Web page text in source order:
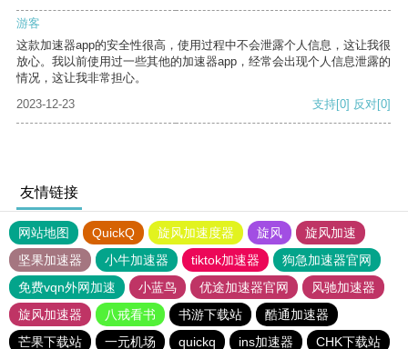
游客
这款加速器app的安全性很高，使用过程中不会泄露个人信息，这让我很
放心。我以前使用过一些其他的加速器app，经常会出现个人信息泄露的
情况，这让我非常担心。
2023-12-23
支持[0] 反对[0]
友情链接
网站地图 QuickQ 旋风加速度器 旋风
旋风加速
坚果加速器
小牛加速器 tiktok加速器
狗急加速器官网
免费vqn外网加速
小蓝鸟 优途加速器官网
风驰加速器
旋风加速器
八戒看书 书游下载站
酷通加速器
芒果下载站
一元机场 quickq ins加速器 CHK下载站